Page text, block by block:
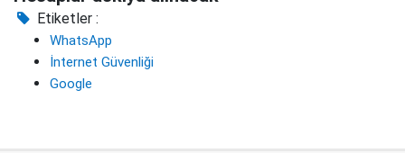
Etiketler :
WhatsApp
İnternet Güvenliği
Google